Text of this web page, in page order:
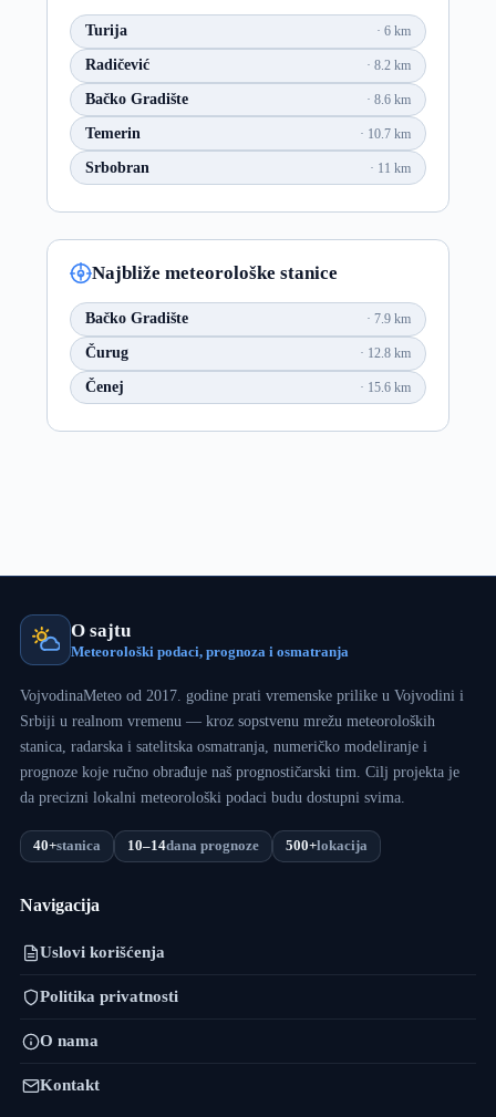
Turija 6 km
Radičević 8.2 km
Bačko Gradište 8.6 km
Temerin 10.7 km
Srbobran 11 km
Najbliže meteorološke stanice
Bačko Gradište 7.9 km
Čurug 12.8 km
Čenej 15.6 km
O sajtu
Meteorološki podaci, prognoza i osmatranja
VojvodinaMeteo od 2017. godine prati vremenske prilike u Vojvodini i
Srbiji u realnom vremenu — kroz sopstvenu mrežu meteoroloških
stanica, radarska i satelitska osmatranja, numeričko modeliranje i
prognoze koje ručno obrađuje naš prognostičarski tim. Cilj projekta je
da precizni lokalni meteorološki podaci budu dostupni svima.
40+stanica 10–14dana prognoze 500+lokacija
Navigacija
Uslovi korišćenja
Politika privatnosti
O nama
Kontakt